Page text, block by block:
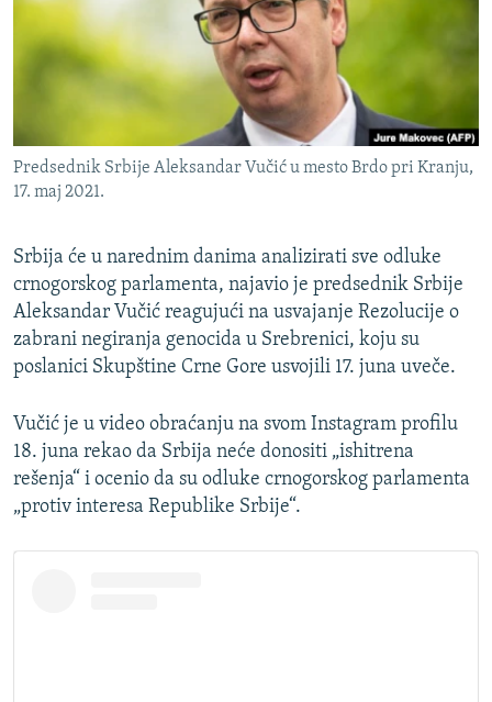
ISPRIČAJ MI
DNEVNO@RSE
GENOCID U SREBRENICI
TV LIBERTY
POST SCRIPTUM
MOJA EVROPA
TRI DECENIJE OD RATA U BIH
SVE KARTE DEJTONA
NASTANAK I RASPAD JUGOSLAVIJE
PRATITE NAS
Sve RFE/RL stranice
Predsednik Srbije Aleksandar Vučić u mesto Brdo pri Kranju,
17. maj 2021.
Srbija će u narednim danima analizirati sve odluke
crnogorskog parlamenta, najavio je predsednik Srbije
Aleksandar Vučić reagujući na usvajanje Rezolucije o
zabrani negiranja genocida u Srebrenici, koju su
poslanici Skupštine Crne Gore usvojili 17. juna uveče.
Vučić je u video obraćanju na svom Instagram profilu
18. juna rekao da Srbija neće donositi „ishitrena
rešenja“ i ocenio da su odluke crnogorskog parlamenta
„protiv interesa Republike Srbije“.